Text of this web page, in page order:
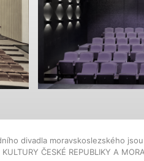
divadla moravskoslezského
ČESKÉ REPUBLIKY A